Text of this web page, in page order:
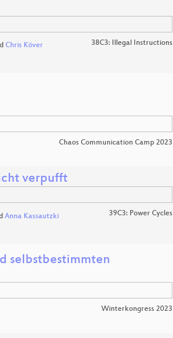
Chris Köver 38C3: Illegal Instructions
Chaos Communication Camp 2023
verpufft
Anna Kassautzki 39C3: Power Cycles
selbstbestimmten
Winterkongress 2023